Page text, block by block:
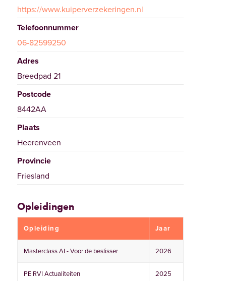
https://www.kuiperverzekeringen.nl
Telefoonnummer
06-82599250
Adres
Breedpad 21
Postcode
8442AA
Plaats
Heerenveen
Provincie
Friesland
Opleidingen
Opleiding Jaar
Masterclass AI - Voor de beslisser 2026
PE RVI Actualiteiten 2025